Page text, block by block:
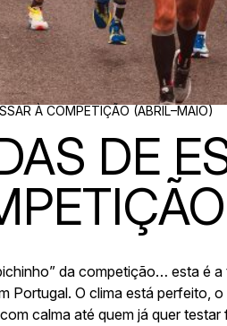
À COMPETIÇÃO (ABRIL–MAIO)
DE
da competição… esta é a
Portugal. O clima está perfeito,
calma até quem já quer testar